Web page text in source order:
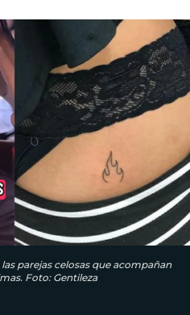
parejas celosas que acompañan
Foto: Gentileza